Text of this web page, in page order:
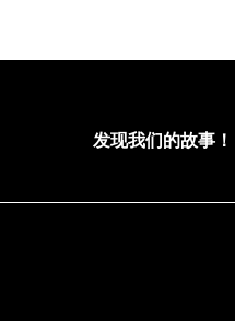
发现我们的故事！